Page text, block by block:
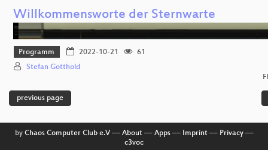
Willkommensworte der Sternwarte
Programm 2022-10-21
61
Stefan Gotthold
previous page
by Chaos Computer Club e.V–– About–– Apps–– Imprint–– Privacy––
c3voc